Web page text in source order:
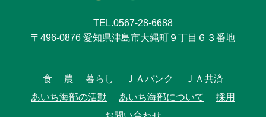
TEL.0567-28-6688
〒496-0876 愛知県津島市大縄町９丁目６３番地
食 農 暮らし ＪＡバンク
ＪＡ共済
あいち海部の活動
あいち海部について
採用